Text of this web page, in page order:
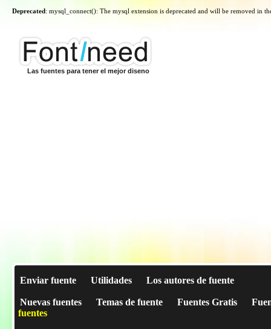
Deprecated: mysql_connect(): The mysql extension is deprecated and will be removed in
Las fuentes para tener el mejor diseno
Enviar fuente Utilidades Los autores de fuente
Nuevas fuentes Temas de fuente Fuentes Gratis
fuentes